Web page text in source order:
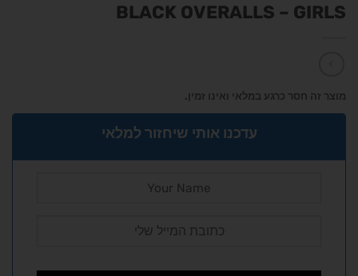
BLACK OVERALLS – GIRLS
מוצר זה חסר כרגע במלאי ואינו זמין.
עדכנו אותי שיחזור למלאי